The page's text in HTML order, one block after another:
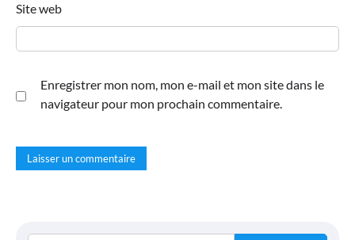
Site web
Enregistrer mon nom, mon e-mail et mon site dans le
navigateur pour mon prochain commentaire.